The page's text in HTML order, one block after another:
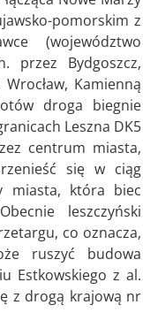
pomorskim z
(województwo
przez Bydgoszcz,
Kamienną
droga biegnie
Leszna DK5
centrum miasta,
się w ciąg
miasta, która biec
leszczyński
co oznacza,
ruszyć budowa
Estkowskiego z al.
z drogą krajową nr